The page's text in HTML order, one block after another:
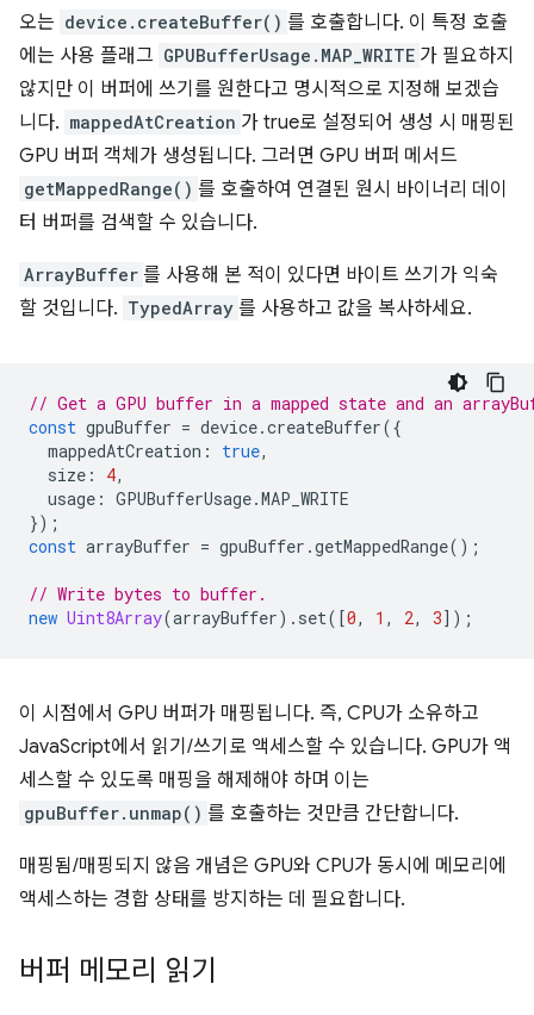
오는 device.createBuffer() 를 호출합니다. 이 특정 호출
에는 사용 플래그 GPUBufferUsage.MAP_WRITE 가 필요하지
않지만 이 버퍼에 쓰기를 원한다고 명시적으로 지정해 보겠습
니다. mappedAtCreation 가 true로 설정되어 생성 시 매핑된
GPU 버퍼 객체가 생성됩니다. 그러면 GPU 버퍼 메서드
getMappedRange() 를 호출하여 연결된 원시 바이너리 데이
터 버퍼를 검색할 수 있습니다.
ArrayBuffer 를 사용해 본 적이 있다면 바이트 쓰기가 익숙
할 것입니다. TypedArray 를 사용하고 값을 복사하세요.
// Get a GPU buffer in a mapped state and an
const gpuBuffer = device.createBuffer({
mappedAtCreation : true,
size : 4,
usage : GPUBufferUsage.MAP_WRITE
});
const arrayBuffer = gpuBuffer .getMappedRange();
// Write bytes to buffer.
new Uint8Array(arrayBuffer). set([0, 1 , 2, 3]);
이 시점에서 GPU 버퍼가 매핑됩니다. 즉, CPU가 소유하고
JavaScript에서 읽기/쓰기로 액세스할 수 있습니다. GPU가 액
세스할 수 있도록 매핑을 해제해야 하며 이는
gpuBuffer.unmap() 를 호출하는 것만큼 간단합니다.
매핑됨/매핑되지 않음 개념은 GPU와 CPU가 동시에 메모리에
액세스하는 경합 상태를 방지하는 데 필요합니다.
버퍼 메모리 읽기